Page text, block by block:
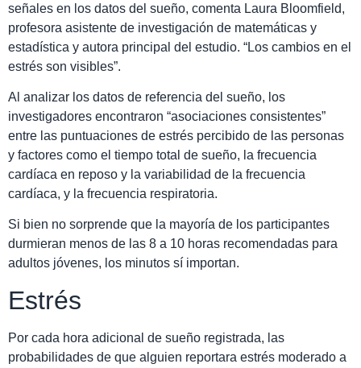
señales en los datos del sueño, comenta Laura Bloomfield,
profesora asistente de investigación de matemáticas y
estadística y autora principal del estudio. “Los cambios en el
estrés son visibles”.
Al analizar los datos de referencia del sueño, los
investigadores encontraron “asociaciones consistentes”
entre las puntuaciones de estrés percibido de las personas
y factores como el tiempo total de sueño, la frecuencia
cardíaca en reposo y la variabilidad de la frecuencia
cardíaca, y la frecuencia respiratoria.
Si bien no sorprende que la mayoría de los participantes
durmieran menos de las 8 a 10 horas recomendadas para
adultos jóvenes, los minutos sí importan.
Estrés
Por cada hora adicional de sueño registrada, las
probabilidades de que alguien reportara estrés moderado a